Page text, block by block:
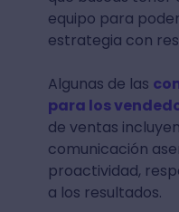
equipo para
estrategia con
Algunas de las
para los
de ventas
comunicación
proactividad,
a los resultados.